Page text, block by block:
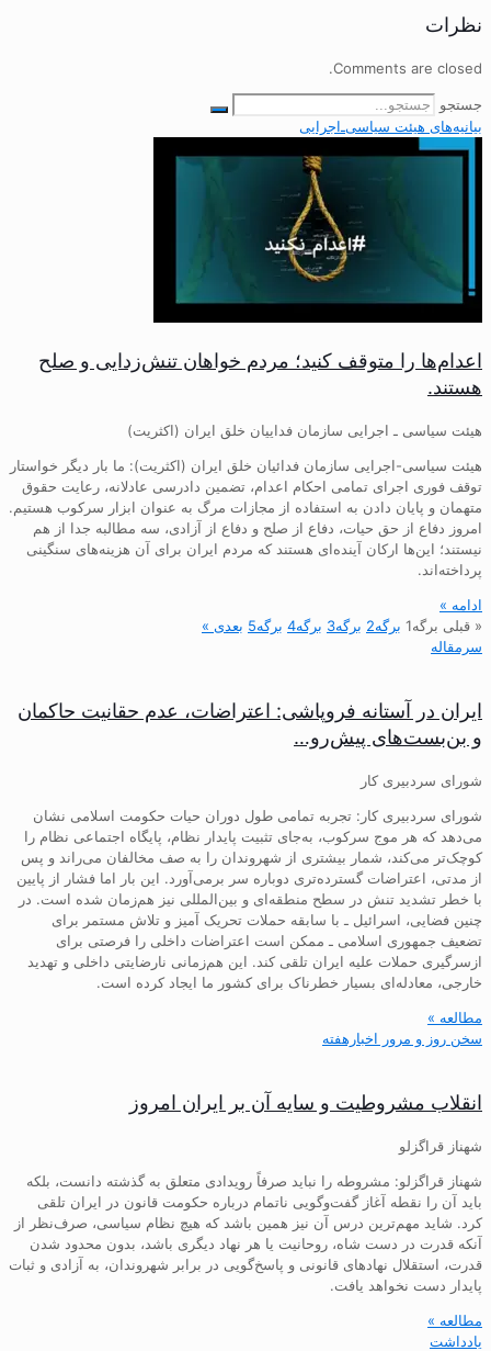
نظرات
Comments are closed.
جستجو
بیانیه‌های هیئت‌ سیاسی‌ـ‌اجرایی
اعدام‌ها را متوقف کنید؛ مردم خواهان تنش‌زدایی و صلح
هستند.
هیئت سیاسی ـ اجرایی سازمان فداییان خلق ایران (اکثریت)
هیئت سیاسی-اجرایی سازمان فدائیان خلق ایران (اکثریت): ما بار دیگر خواستار
توقف فوری اجرای تمامی احکام اعدام، تضمین دادرسی عادلانه، رعایت حقوق
متهمان و پایان دادن به استفاده از مجازات مرگ به عنوان ابزار سرکوب هستیم.
امروز دفاع از حق حیات، دفاع از صلح و دفاع از آزادی، سه مطالبه جدا از هم
نیستند؛ این‌ها ارکان آینده‌ای هستند که مردم ایران برای آن هزینه‌های سنگینی
پرداخته‌اند.
ادامه »
« قبلی برگه1 برگه2 برگه3 برگه4 برگه5 بعدی »
سرمقاله
ایران در آستانه فروپاشی: اعتراضات، عدم حقانیت حاکمان
و بن‌بست‌های پیش‌رو…
شورای سردبیری کار
شورای سردبیری کار: تجربه تمامی طول دوران حیات حکومت اسلامی نشان
می‌دهد که هر موج سرکوب، به‌جای تثبیت پایدار نظام، پایگاه اجتماعی نظام را
کوچک‌تر می‌کند، شمار بیشتری از شهروندان را به صف مخالفان می‌راند و پس
از مدتی، اعتراضات گسترده‌تری دوباره سر برمی‌آورد. این بار اما فشار از پایین
با خطر تشدید تنش در سطح منطقه‌ای و بین‌المللی نیز هم‌زمان شده است. در
چنین فضایی، اسرائیل ـ با سابقه حملات تحریک آمیز و تلاش مستمر برای
تضعیف جمهوری اسلامی ـ ممکن است اعتراضات داخلی را فرصتی برای
ازسرگیری حملات علیه ایران تلقی کند. این هم‌زمانی نارضایتی داخلی و تهدید
خارجی، معادله‌ای بسیار خطرناک برای کشور ما ایجاد کرده است.
مطالعه »
سخن روز و مرور اخبارهفته
انقلاب مشروطیت و سایه آن بر ایران امروز
شهناز قراگزلو
شهناز قراگزلو: مشروطه را نباید صرفاً رویدادی متعلق به گذشته دانست، بلکه
باید آن را نقطه آغاز گفت‌وگویی ناتمام درباره حکومت قانون در ایران تلقی
کرد. شاید مهم‌ترین درس آن نیز همین باشد که هیچ نظام سیاسی، صرف‌نظر از
آنکه قدرت در دست شاه، روحانیت یا هر نهاد دیگری باشد، بدون محدود شدن
قدرت، استقلال نهادهای قانونی و پاسخ‌گویی در برابر شهروندان، به آزادی و ثبات
پایدار دست نخواهد یافت.
مطالعه »
یادداشت